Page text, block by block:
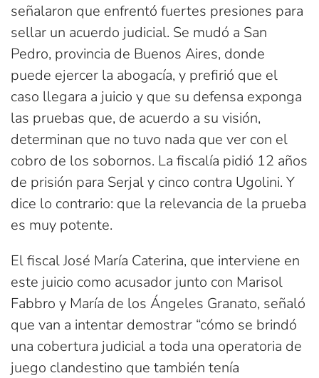
señalaron que enfrentó fuertes presiones para
sellar un acuerdo judicial. Se mudó a San
Pedro, provincia de Buenos Aires, donde
puede ejercer la abogacía, y prefirió que el
caso llegara a juicio y que su defensa exponga
las pruebas que, de acuerdo a su visión,
determinan que no tuvo nada que ver con el
cobro de los sobornos. La fiscalía pidió 12 años
de prisión para Serjal y cinco contra Ugolini. Y
dice lo contrario: que la relevancia de la prueba
es muy potente.
El fiscal José María Caterina, que interviene en
este juicio como acusador junto con Marisol
Fabbro y María de los Ángeles Granato, señaló
que van a intentar demostrar “cómo se brindó
una cobertura judicial a toda una operatoria de
juego clandestino que también tenía